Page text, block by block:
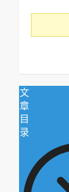
文
章
目
录